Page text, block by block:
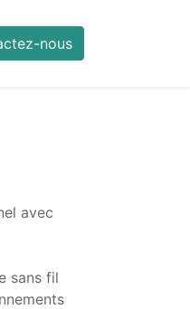
nous
avec
sans fil